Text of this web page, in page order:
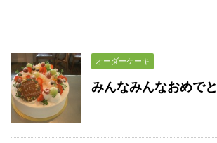
オーダーケーキ
みんなみんなおめでと